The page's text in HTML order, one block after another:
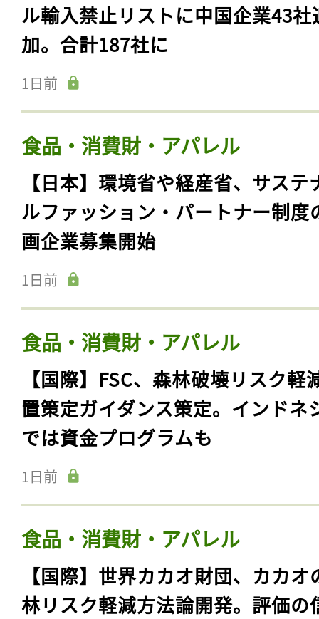
ル輸入禁止リストに中国企業43社
加。合計187社に
1日前
食品・消費財・アパレル
【日本】環境省や経産省、サステ
ルファッション・パートナー制度
画企業募集開始
1日前
食品・消費財・アパレル
【国際】FSC、森林破壊リスク軽
置策定ガイダンス策定。インドネ
では資金プログラムも
1日前
食品・消費財・アパレル
【国際】世界カカオ財団、カカオ
林リスク軽減方法論開発。評価の